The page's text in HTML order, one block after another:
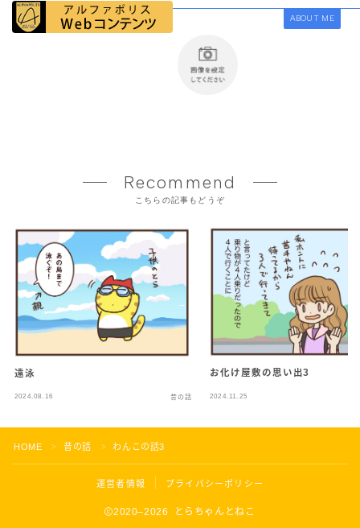
ABOUT ME
Recommend
こちらの記事もどうぞ
遠泳
2024.08.16 昔の話
お化け屋敷の思い出3
2024.11.25
HOME ＞ 昔の話 ＞ わんこの話3
運営者情報 プライバシーポリシー
2020–2026 とらちゃんとねこ